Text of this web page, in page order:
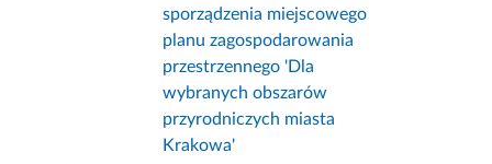
sporządzenia miejscowego
planu zagospodarowania
przestrzennego 'Dla
wybranych obszarów
przyrodniczych miasta
Krakowa'